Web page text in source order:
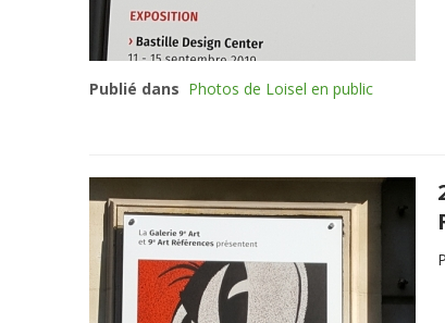
Publié dans Photos de Loisel en public